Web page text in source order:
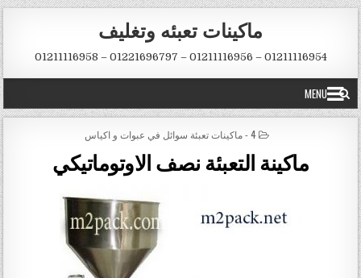
Skip to content
ماكينات تعبئه وتغليف
01211116954 – 01211116956 – 01221696797 – 01211116958
MENU
POSTED IN
4 - ماكينات تعبئة سوائل في عبوات و اكياس
ماكينة التعبئة نصف الاوتوماتيكي